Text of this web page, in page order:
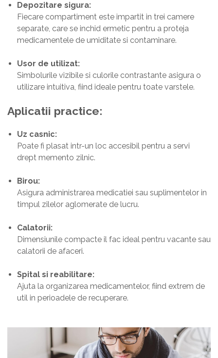
Depozitare sigura:
Fiecare compartiment este impartit in trei camere
separate, care se inchid ermetic pentru a proteja
medicamentele de umiditate si contaminare.
Usor de utilizat:
Simbolurile vizibile si culorile contrastante asigura o
utilizare intuitiva, fiind ideale pentru toate varstele.
Aplicatii practice:
Uz casnic:
Poate fi plasat intr-un loc accesibil pentru a servi
drept memento zilnic.
Birou:
Asigura administrarea medicatiei sau suplimentelor in
timpul zilelor aglomerate de lucru.
Calatorii:
Dimensiunile compacte il fac ideal pentru vacante sau
calatorii de afaceri.
Spital si reabilitare:
Ajuta la organizarea medicamentelor, fiind extrem de
util in perioadele de recuperare.